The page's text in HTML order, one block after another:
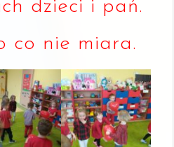
dzieci i pań.
co nie miara.